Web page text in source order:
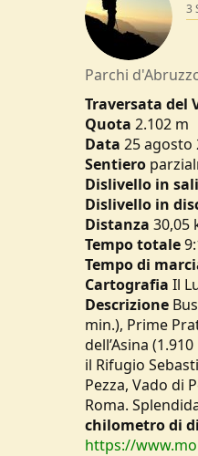
r
e
D
s
u
s
s
i
o
n
e
i
3
Parchi
Traversata del
Quota 2.102 m
Data 25 agosto
Sentiero
Dislivello in
Dislivello in
Distanza 30,05
Tempototale
Tempo di
Cartografia Il
Descrizione
min.), Prime
dell’Asina
il Rifugio
Pezza, Vado di
Roma.
chilometro di
https://